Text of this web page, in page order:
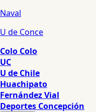
Naval
U de Conce
Colo Colo
UC
U de Chile
Huachipato
Fernández Vial
Deportes Concepción